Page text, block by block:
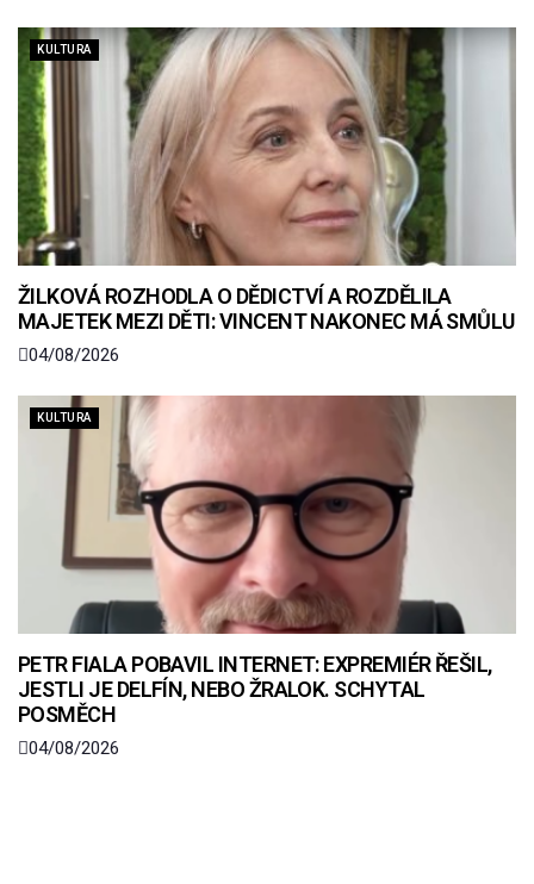
KULTURA
ŽILKOVÁ ROZHODLA O DĚDICTVÍ A ROZDĚLILA
MAJETEK MEZI DĚTI: VINCENT NAKONEC MÁ SMŮLU
04/08/2026
KULTURA
PETR FIALA POBAVIL INTERNET: EXPREMIÉR ŘEŠIL,
JESTLI JE DELFÍN, NEBO ŽRALOK. SCHYTAL
POSMĚCH
04/08/2026